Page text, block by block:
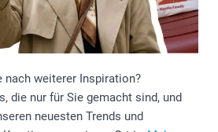
nach weiterer Inspiration?
die nur für Sie gemacht sind, und
neuesten Trends und